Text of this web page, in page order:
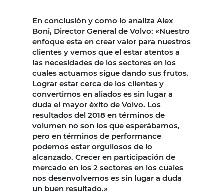
En conclusión y como lo analiza Alex
Boni, Director General de Volvo: «Nuestro
enfoque esta en crear valor para nuestros
clientes y vemos que el estar atentos a
las necesidades de los sectores en los
cuales actuamos sigue dando sus frutos.
Lograr estar cerca de los clientes y
convertirnos en aliados es sin lugar a
duda el mayor éxito de Volvo. Los
resultados del 2018 en términos de
volumen no son los que esperábamos,
pero en términos de performance
podemos estar orgullosos de lo
alcanzado. Crecer en participación de
mercado en los 2 sectores en los cuales
nos desenvolvemos es sin lugar a duda
un buen resultado.»